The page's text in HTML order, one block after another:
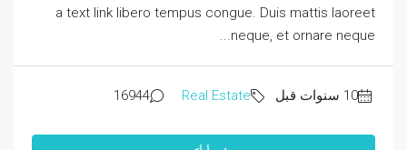
a text link libero tempus congue. Duis mattis laoreet
neque, et ornare neque...
Real Estate
16944